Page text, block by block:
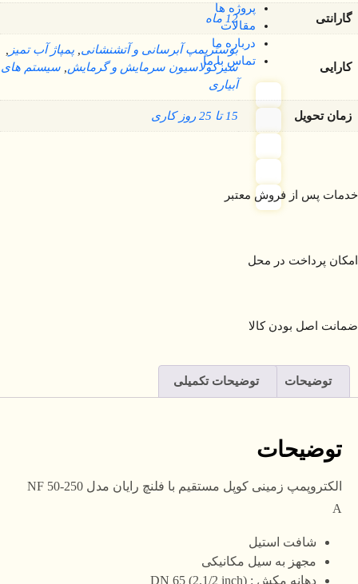
پروژه ها
مقالات
درباره ما
تماس با ما
گارانتی 12 ماه
کارایی
بوسترپمپ آبرسانی و آتشنشانی پمپاژ آب تمیز
سیرکولاسیون سرمایش و گرمایش سیستم های
آبیاری
زمان تحویل 15 تا 25 روز کاری
خدمات پس از فروش معتبر
امکان پرداخت در محل
ضمانت اصل بودن کالا
توضیحات توضیحات تکمیلی
توضیحات
الکتروپمپ زمینی کوپل مستقیم با فلنچ رایان مدل NF 50-250
A
شافت استیل
مجهز به سیل مکانیکی
دهانه مکش : DN 65 (2.1/2 inch)